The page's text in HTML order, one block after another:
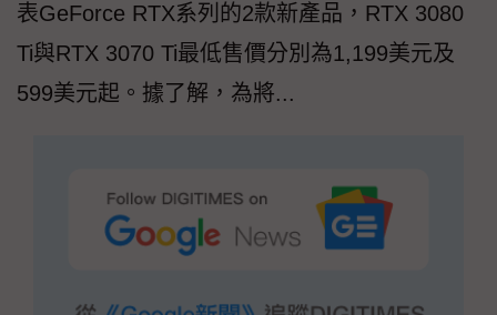
表GeForce RTX系列的2款新產品，RTX 3080
Ti與RTX 3070 Ti最低售價分別為1,199美元及
599美元起。據了解，為將...